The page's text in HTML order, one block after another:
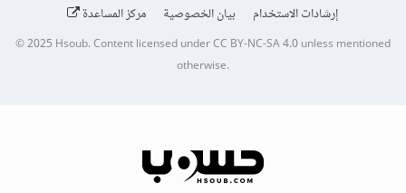
إرشادات الاستخدام
بيان الخصوصية مركز المساعدة
© 2025Hsoub.Content licensed underCC BY-NC-SA 4.0unless mentioned
otherwise.